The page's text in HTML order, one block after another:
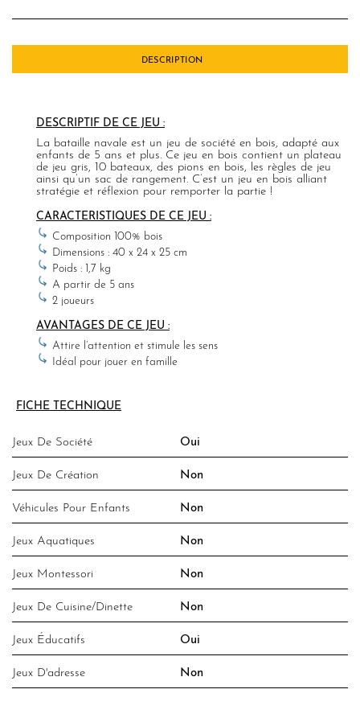
DESCRIPTION
DESCRIPTIF DE CE JEU :
La bataille navale est un jeu de société en bois, adapté aux
enfants de 5 ans et plus. Ce jeu en bois contient un plateau
de jeu gris, 10 bateaux, des pions en bois, les règles de jeu
ainsi qu’un sac de rangement. C’est un jeu en bois alliant
stratégie et réflexion pour remporter la partie !
CARACTERISTIQUES DE CE JEU :
Composition 100% bois
Dimensions : 40 x 24 x 25 cm
Poids : 1,7 kg
A partir de 5 ans
2 joueurs
AVANTAGES DE CE JEU :
Attire l’attention et stimule les sens
Idéal pour jouer en famille
FICHE TECHNIQUE
Jeux De Société Oui
Jeux De Création Non
Véhicules Pour Enfants Non
Jeux Aquatiques Non
Jeux Montessori Non
Jeux De Cuisine/dinette Non
Jeux Éducatifs Oui
Jeux D'adresse Non